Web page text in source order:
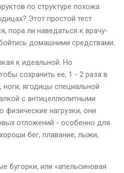
по структуре похожа
Этот простой тест
пора ли наведаться к врачу-
домашними средствами.
к идеальной. Но
сохранить ее, 1 - 2 раза в
ягодицы специальной
с антицеллюлитными
физические нагрузки, они
отложений - особенно для
бег, плавание, лыжи,
или «апельсиновая